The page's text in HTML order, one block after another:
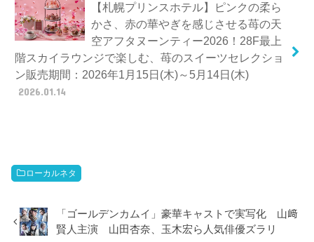
【札幌プリンスホテル】ピンクの柔ら
かさ、赤の華やぎを感じさせる苺の天
空アフタヌーンティー2026！28F最上
階スカイラウンジで楽しむ、苺のスイーツセレクショ
ン販売期間：2026年1月15日(木)～5月14日(木)
2026.01.14
ローカルネタ
「ゴールデンカムイ」豪華キャストで実写化 山﨑
賢人主演 山田杏奈、玉木宏ら人気俳優ズラリ